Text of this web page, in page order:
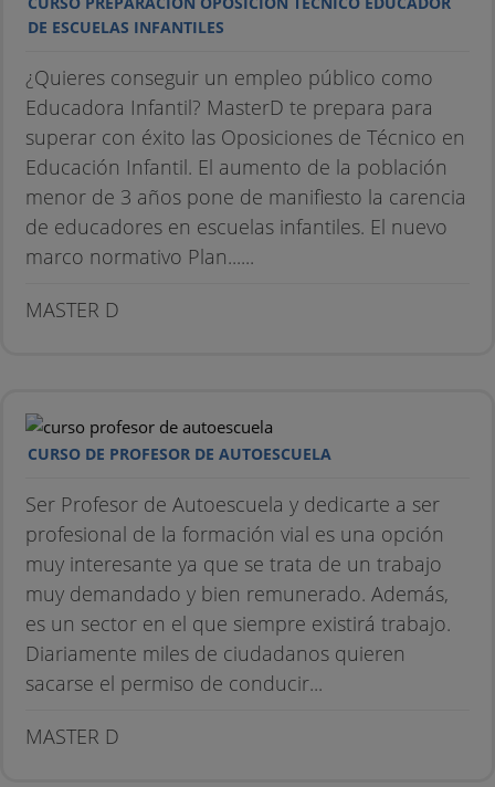
DE ESCUELAS INFANTILES
¿Quieres conseguir un empleo público como
Educadora Infantil? MasterD te prepara para
superar con éxito las Oposiciones de Técnico en
Educación Infantil. El aumento de la población
menor de 3 años pone de manifiesto la carencia
de educadores en escuelas infantiles. El nuevo
marco normativo Plan......
MASTER D
CURSO DE PROFESOR DE AUTOESCUELA
Ser Profesor de Autoescuela y dedicarte a ser
profesional de la formación vial es una opción
muy interesante ya que se trata de un trabajo
muy demandado y bien remunerado. Además,
es un sector en el que siempre existirá trabajo.
Diariamente miles de ciudadanos quieren
sacarse el permiso de conducir...
MASTER D